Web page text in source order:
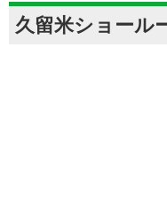
どんな些細なご相談も